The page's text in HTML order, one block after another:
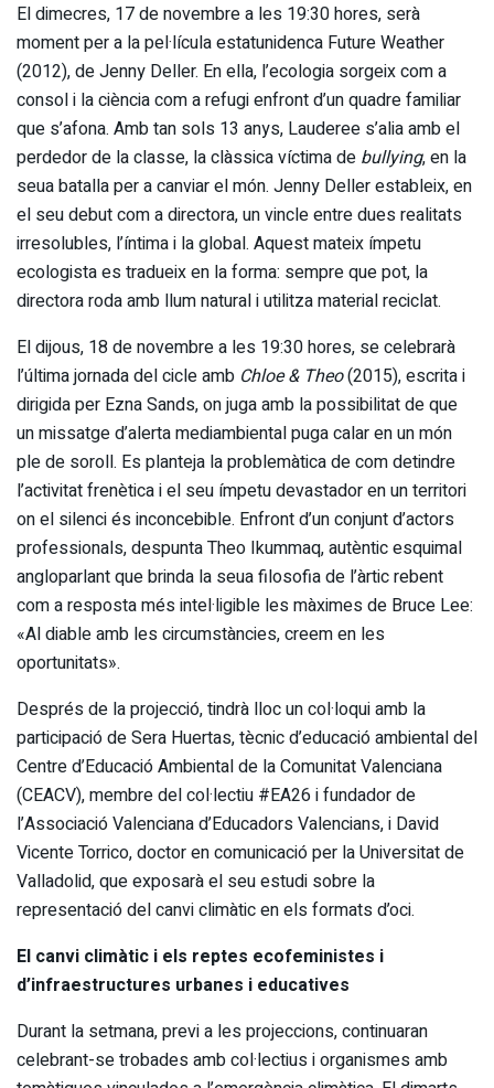
El dimecres, 17 de novembre a les 19:30 hores, serà
moment per a la pel·lícula estatunidenca Future Weather
(2012), de Jenny Deller. En ella, l’ecologia sorgeix com a
consol i la ciència com a refugi enfront d’un quadre familiar
que s’afona. Amb tan sols 13 anys, Lauderee s’alia amb el
perdedor de la classe, la clàssica víctima de bullying, en la
seua batalla per a canviar el món. Jenny Deller estableix, en
el seu debut com a directora, un vincle entre dues realitats
irresolubles, l’íntima i la global. Aquest mateix ímpetu
ecologista es tradueix en la forma: sempre que pot, la
directora roda amb llum natural i utilitza material reciclat.
El dijous, 18 de novembre a les 19:30 hores, se celebrarà
l’última jornada del cicle amb Chloe & Theo(2015), escrita i
dirigida per Ezna Sands, on juga amb la possibilitat de que
un missatge d’alerta mediambiental puga calar en un món
ple de soroll. Es planteja la problemàtica de com detindre
l’activitat frenètica i el seu ímpetu devastador en un territori
on el silenci és inconcebible. Enfront d’un conjunt d’actors
professionals, despunta Theo Ikummaq, autèntic esquimal
angloparlant que brinda la seua filosofia de l’àrtic rebent
com a resposta més intel·ligible les màximes de Bruce Lee:
«Al diable amb les circumstàncies, creem en les
oportunitats».
Després de la projecció, tindrà lloc un col·loqui amb la
participació de Sera Huertas, tècnic d’educació ambiental del
Centre d’Educació Ambiental de la Comunitat Valenciana
(CEACV), membre del col·lectiu #EA26 i fundador de
l’Associació Valenciana d’Educadors Valencians, i David
Vicente Torrico, doctor en comunicació per la Universitat de
Valladolid, que exposarà el seu estudi sobre la
representació del canvi climàtic en els formats d’oci.
El canvi climàtic i els reptes ecofeministes i
d’infraestructures urbanes i educatives
Durant la setmana, previ a les projeccions, continuaran
celebrant-se trobades amb col·lectius i organismes amb